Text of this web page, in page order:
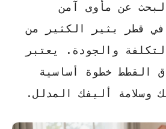
عن مأوى آمن
في قطر يثير الكثير من
والجودة. يعتبر
القطط خطوة أساسية
وسلامة أليفك المدلل.